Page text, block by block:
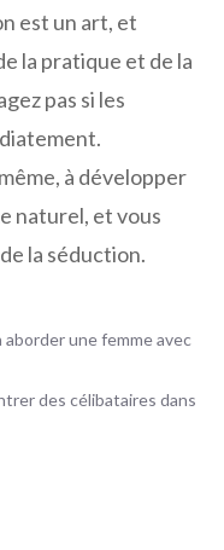
est un art, et
la pratique et de la
pas si les
à développer
naturel, et vous
la séduction.
aborder une femme avec
des célibataires dans